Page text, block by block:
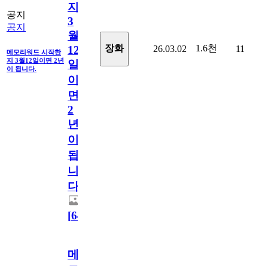
공지
공지
메모리워드 시작한
지 3월12일이면 2년
이 됩니다.
지
3
월
12
일
이
면
2
년
이
됩
니
다.
[64
장화 26.03.02 1.6천 11
메